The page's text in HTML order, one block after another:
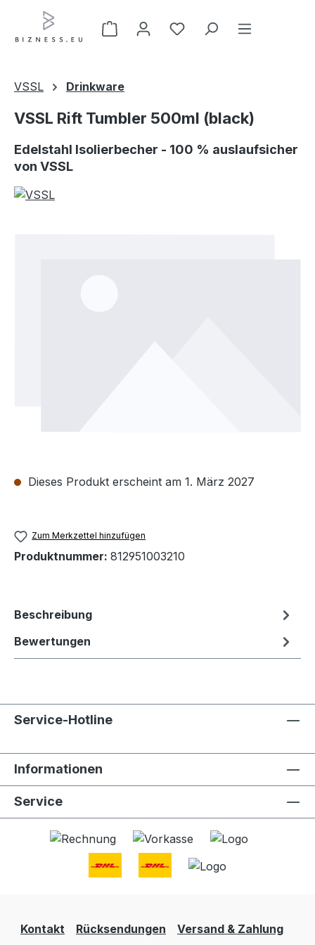
Zum Hauptinhalt springen
VSSL Drinkware
VSSL Rift Tumbler 500ml (black)
Edelstahl Isolierbecher - 100 % auslaufsicher
von VSSL
Dieses Produkt erscheint am 1. März 2027
Zum Merkzettel hinzufügen
Produktnummer: 812951003210
Beschreibung
Bewertungen
Service-Hotline
Informationen
Service
Kontakt Rücksendungen Versand & Zahlung